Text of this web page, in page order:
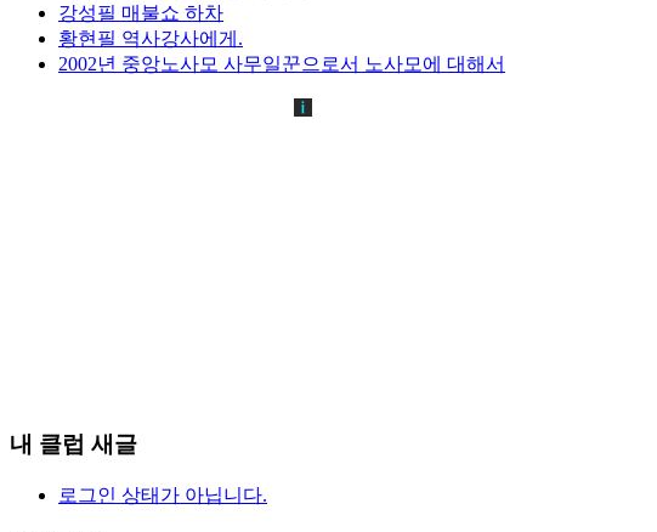
강성필 매불쇼 하차
황현필 역사강사에게.
2002년 중앙노사모 사무일꾼으로서 노사모에 대해서
내 클럽 새글
로그인 상태가 아닙니다.